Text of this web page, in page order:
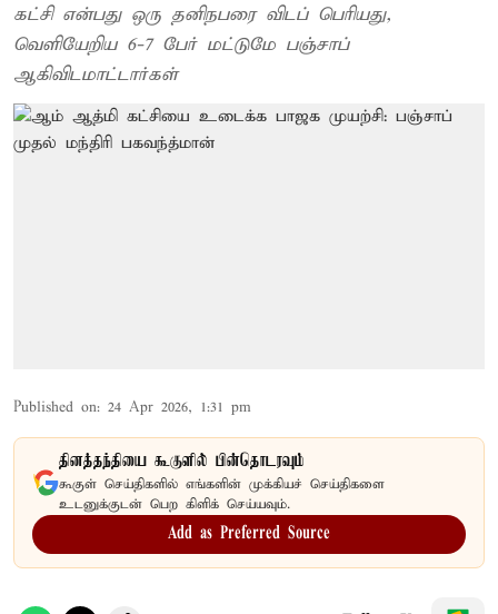
கட்சி என்பது ஒரு தனிநபரை விடப் பெரியது,
வெளியேறிய 6-7 பேர் மட்டுமே பஞ்சாப்
ஆகிவிடமாட்டார்கள்
Published on: 24 Apr 2026, 1:31 pm
தினத்தந்தியை கூகுளில் பின்தொடரவும்
கூகுள் செய்திகளில் எங்களின் முக்கியச் செய்திகளை
உடனுக்குடன் பெற கிளிக் செய்யவும்.
Add as Preferred Source